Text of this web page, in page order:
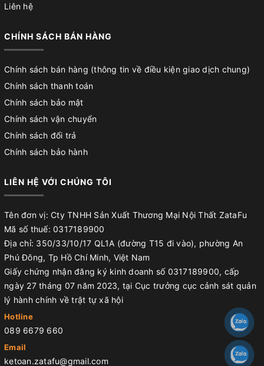
Liên hệ
CHÍNH SÁCH BÁN HÀNG
Chính sách bán hàng (thông tin về điều kiện giao dịch chung)
Chính sách thanh toán
Chính sách bảo mật
Chính sách vận chuyển
Chính sách đổi trả
Chính sách bảo hành
LIÊN HỆ VỚI CHÚNG TÔI
Tên đơn vị: Cty TNHH Sản Xuất Thương Mại Nội Thất ZataFu
Mã số thuế: 0317189900
Địa chỉ: 350/33/10/17 QL1A (đường T15 đi vào), phường An
Phú Đông, Tp Hồ Chí Minh, Việt Nam
Giấy chứng nhận đăng ký kinh doanh số 0317189900, cấp
ngày 27 tháng 07 năm 2023, tại Cục trưởng cục cảnh sát quản
lý hành chính về trật tự xã hội
Hotline
089 6679 660
Email
ketoan.zatafu@gmail.com